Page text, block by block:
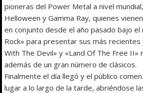
pioneras del Power Metal a nivel
Helloween y Gamma Ray, quienes
en conjunto desde el año pasado bajo
Rock» para presentar sus más
With The Devil» y «Land Of The Free
además de un gran número de clásicos.
Finalmente el día llegó y el público
lugar a lo largo de la tarde, abriéndose